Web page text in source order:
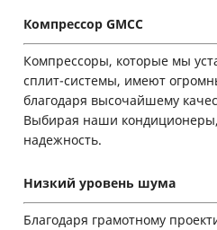
Компрессор GMCC
Компрессоры, которые мы
сплит-системы, имеют
благодаря высочайшему
Выбирая наши
надежность.
Низкий уровень шума
Благодаря грамотному